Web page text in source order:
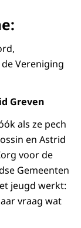
Vereniging
Greven
als ze pech
en Astrid
voor de
Gemeenten
jeugd werkt:
vraag wat